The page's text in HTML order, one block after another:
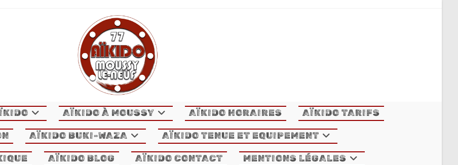
AÏKIDO À MOUSSY AÏKIDO HORAIRES AÏKIDO TARIFS
AÏKIDO BUKI-WAZA AÏKIDO TENUE ET EQUIPEMENT
AÏKIDO BLOG AÏKIDO CONTACT MENTIONS LÉGALES